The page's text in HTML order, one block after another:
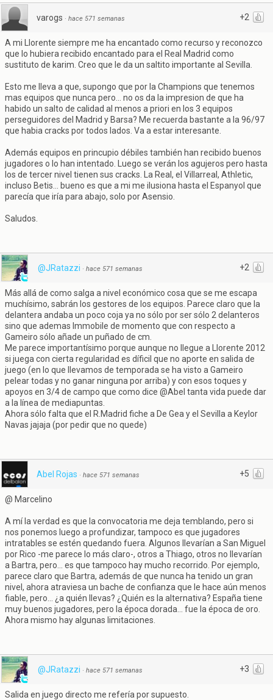
+2
varogs · hace 571 semanas
A mi Llorente siempre me ha encantado como recurso y reconozco
que lo hubiera recibido encantado para el Real Madrid como
sustituto de karim. Creo que le da un saltito importante al Sevilla.
Esto me lleva a que, supongo que por la Champions que tenemos
mas equipos que nunca pero... no os da la impresion de que ha
habido un salto de calidad al menos a priori en los 3 equipos
perseguidores del Madrid y Barsa? Me recuerda bastante a la 96/97
que habia cracks por todos lados. Va a estar interesante.
Además equipos en princupio débiles también han recibido buenos
jugadores o lo han intentado. Luego se verán los agujeros pero hasta
los de tercer nivel tienen sus cracks. La Real, el Villarreal, Athletic,
incluso Betis... bueno es que a mi me ilusiona hasta el Espanyol que
parecía que iría para abajo, solo por Asensio.
Saludos.
+2
@JRatazzi · hace 571 semanas
Más allá de como salga a nivel económico cosa que se me escapa
muchísimo, sabrán los gestores de los equipos. Parece claro que la
delantera andaba un poco coja ya no sólo por ser sólo 2 delanteros
sino que ademas Immobile de momento que con respecto a
Gameiro sólo añade un puñado de cm.
Me parece importantísimo porque aunque no llegue a Llorente 2012
si juega con cierta regularidad es díficil que no aporte en salida de
juego (en lo que llevamos de temporada se ha visto a Gameiro
pelear todas y no ganar ninguna por arriba) y con esos toques y
apoyos en 3/4 de campo que como dice @Abel tanta vida puede dar
a la línea de mediapuntas.
Ahora sólo falta que el R.Madrid fiche a De Gea y el Sevilla a Keylor
Navas jajaja (por pedir que no quede)
+5
Abel Rojas · hace 571 semanas
@ Marcelino
A mí la verdad es que la convocatoria me deja temblando, pero si
nos ponemos luego a profundizar, tampoco es que jugadores
intratables se estén quedando fuera. Algunos llevarían a San Miguel
por Rico -me parece lo más claro-, otros a Thiago, otros no llevarían
a Bartra, pero... es que tampoco hay mucho recorrido. Por ejemplo,
parece claro que Bartra, además de que nunca ha tenido un gran
nivel, ahora atraviesa un bache de confianza que le hace aún menos
fiable, pero... ¿a quién llevas? ¿Quién es la alternativa? España tiene
muy buenos jugadores, pero la época dorada... fue la época de oro.
Ahora mismo hay algunas limitaciones.
+3
@JRatazzi · hace 571 semanas
Salida en juego directo me refería por supuesto.